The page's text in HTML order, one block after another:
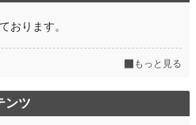
おります。
もっと見る
ンツ